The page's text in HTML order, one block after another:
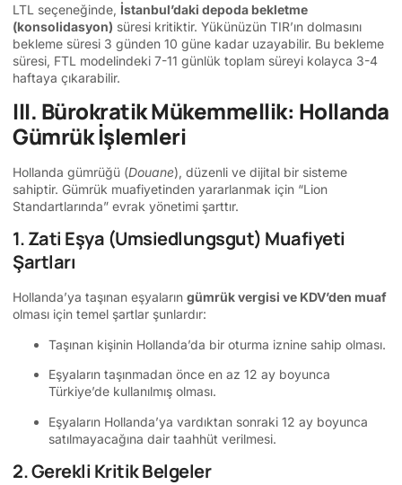
LTL seçeneğinde, İstanbul’daki depoda bekletme
(konsolidasyon) süresi kritiktir. Yükünüzün TIR’ın dolmasını
bekleme süresi 3 günden 10 güne kadar uzayabilir. Bu bekleme
süresi, FTL modelindeki 7-11 günlük toplam süreyi kolayca 3-4
haftaya çıkarabilir.
III. Bürokratik Mükemmellik: Hollanda
Gümrük İşlemleri
Hollanda gümrüğü (Douane), düzenli ve dijital bir sisteme
sahiptir. Gümrük muafiyetinden yararlanmak için “Lion
Standartlarında” evrak yönetimi şarttır.
1. Zati Eşya (Umsiedlungsgut) Muafiyeti
Şartları
Hollanda’ya taşınan eşyaların gümrük vergisi ve KDV’den muaf
olması için temel şartlar şunlardır:
Taşınan kişinin Hollanda’da bir oturma iznine sahip olması.
Eşyaların taşınmadan önce en az 12 ay boyunca
Türkiye’de kullanılmış olması.
Eşyaların Hollanda’ya vardıktan sonraki 12 ay boyunca
satılmayacağına dair taahhüt verilmesi.
2. Gerekli Kritik Belgeler